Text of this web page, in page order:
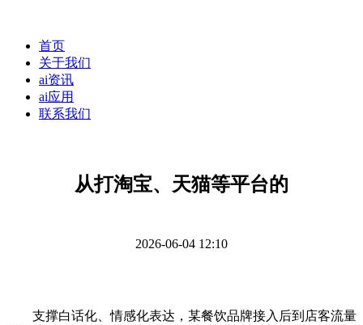
首页
关于我们
ai资讯
ai应用
联系我们
从打淘宝、天猫等平台的
2026-06-04 12:10
支撑白话化、情感化表达，某餐饮品牌接入后到店客流量